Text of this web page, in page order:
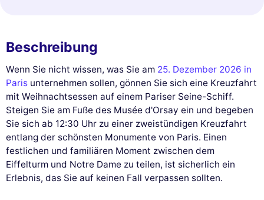
Beschreibung
Wenn Sie nicht wissen, was Sie am 25. Dezember 2026 in
Paris unternehmen sollen, gönnen Sie sich eine Kreuzfahrt
mit Weihnachtsessen auf einem Pariser Seine-Schiff.
Steigen Sie am Fuße des Musée d'Orsay ein und begeben
Sie sich ab 12:30 Uhr zu einer zweistündigen Kreuzfahrt
entlang der schönsten Monumente von Paris. Einen
festlichen und familiären Moment zwischen dem
Eiffelturm und Notre Dame zu teilen, ist sicherlich ein
Erlebnis, das Sie auf keinen Fall verpassen sollten.